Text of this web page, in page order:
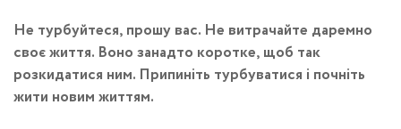
Не турбуйтеся, прошу вас. Не витрачайте даремно
своє життя. Воно занадто коротке, щоб так
розкидатися ним. Припиніть турбуватися і почніть
жити новим життям.